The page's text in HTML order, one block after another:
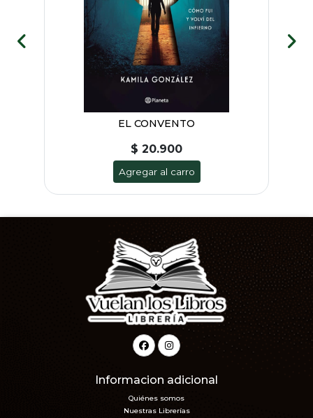
EL CONVENTO
$ 20.900
Agregar al carro
Informacion adicional
Quiénes somos
Nuestras Librerías